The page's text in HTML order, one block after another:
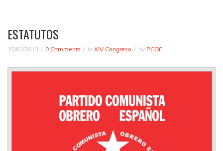
ESTATUTOS
15/03/2013 0 Comments in XIV Congreso by PCOE